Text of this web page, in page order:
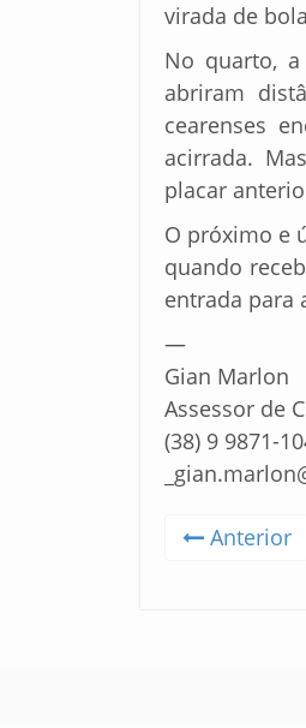
virada de
No quarto,
abriram
cearenses
acirrada.
placar
O próximo e
quando
entrada para
—
Gian Marlon
Assessor de
(38) 9 9871-
Anterior